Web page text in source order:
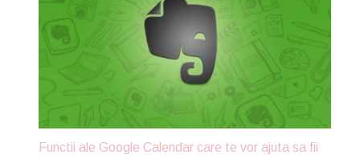
Functii ale Google Calendar care te vor ajuta sa fii